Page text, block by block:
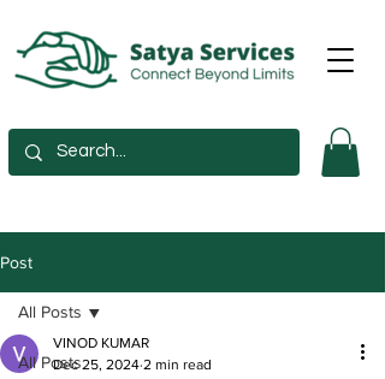
Post
All Posts
All Posts
VINOD KUMAR
Dec 25, 2024 2 min read